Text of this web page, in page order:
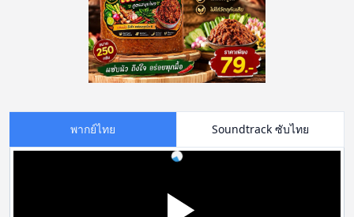
พากย์ไทย Soundtrack ซับไทย